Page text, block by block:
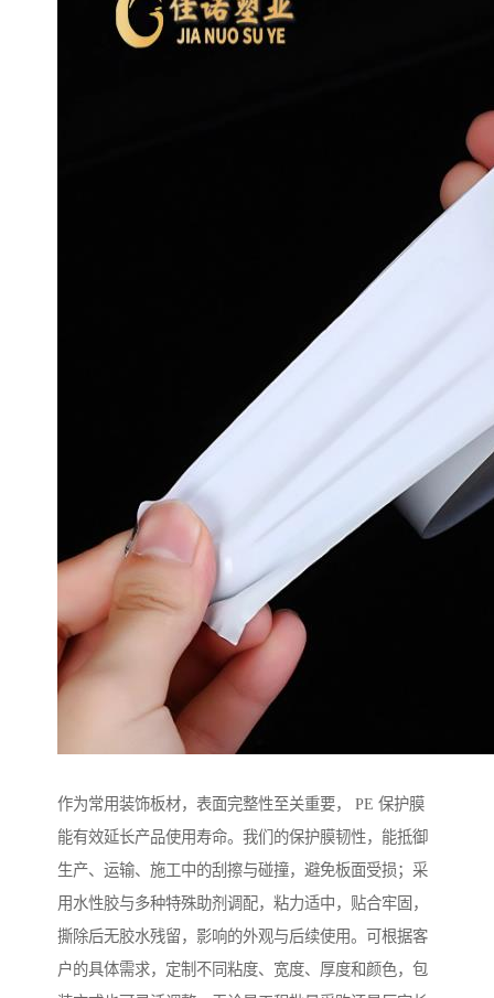
作为常用装饰板材，表面完整性至关重要， PE 保护膜
能有效延长产品使用寿命。我们的保护膜韧性，能抵御
生产、运输、施工中的刮擦与碰撞，避免板面受损；采
用水性胶与多种特殊助剂调配，粘力适中，贴合牢固，
撕除后无胶水残留，影响的外观与后续使用。可根据客
户的具体需求，定制不同粘度、宽度、厚度和颜色，包